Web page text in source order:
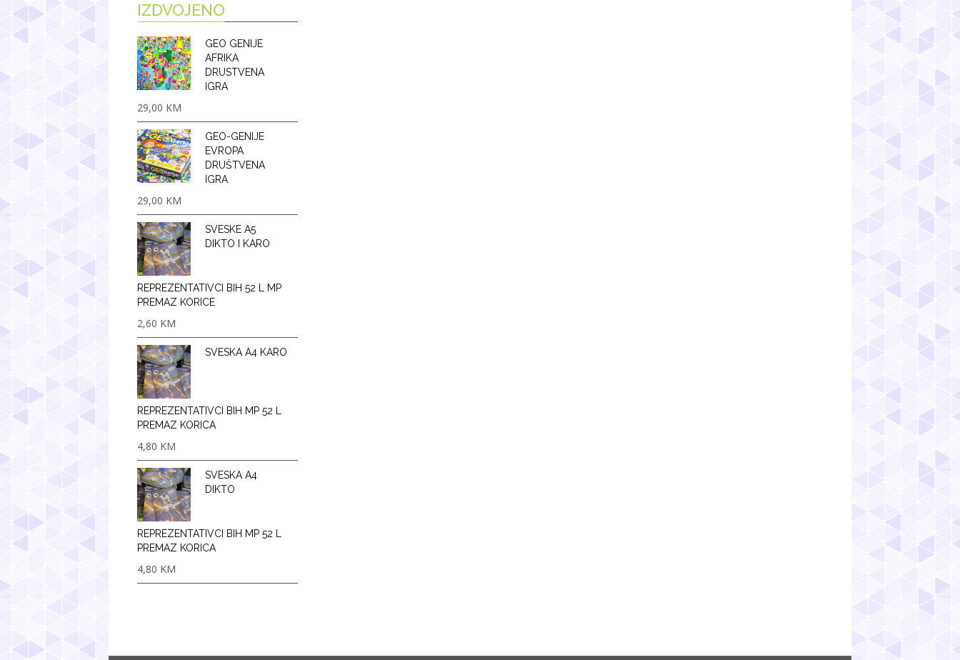
IZDVOJENO
GEO GENIJE
AFRIKA
DRUSTVENA
IGRA
29,00 KM
GEO-GENIJE
EVROPA
DRUŠTVENA
IGRA
29,00 KM
SVESKE A5
DIKTO I KARO
REPREZENTATIVCI BIH 52 L MP
PREMAZ KORICE
2,60 KM
SVESKA A4 KARO
REPREZENTATIVCI BIH MP 52 L
PREMAZ KORICA
4,80 KM
SVESKA A4
DIKTO
REPREZENTATIVCI BIH MP 52 L
PREMAZ KORICA
4,80 KM